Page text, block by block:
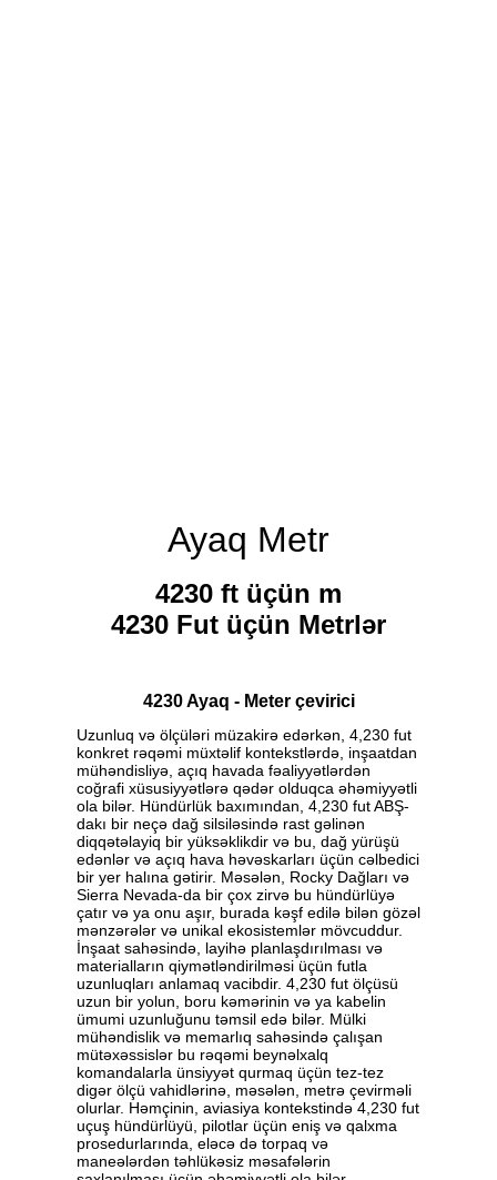
Ayaq Metr
4230 ft üçün m
4230 Fut üçün Metrlər
4230 Ayaq - Meter çevirici
Uzunluq və ölçüləri müzakirə edərkən, 4,230 fut
konkret rəqəmi müxtəlif kontekstlərdə, inşaatdan
mühəndisliyə, açıq havada fəaliyyətlərdən
coğrafi xüsusiyyətlərə qədər olduqca əhəmiyyətli
ola bilər. Hündürlük baxımından, 4,230 fut ABŞ-
dakı bir neçə dağ silsiləsində rast gəlinən
diqqətəlayiq bir yüksəklikdir və bu, dağ yürüşü
edənlər və açıq hava həvəskarları üçün cəlbedici
bir yer halına gətirir. Məsələn, Rocky Dağları və
Sierra Nevada-da bir çox zirvə bu hündürlüyə
çatır və ya onu aşır, burada kəşf edilə bilən gözəl
mənzərələr və unikal ekosistemlər mövcuddur.
İnşaat sahəsində, layihə planlaşdırılması və
materialların qiymətləndirilməsi üçün futla
uzunluqları anlamaq vacibdir. 4,230 fut ölçüsü
uzun bir yolun, boru kəmərinin və ya kabelin
ümumi uzunluğunu təmsil edə bilər. Mülki
mühəndislik və memarlıq sahəsində çalışan
mütəxəssislər bu rəqəmi beynəlxalq
komandalarla ünsiyyət qurmaq üçün tez-tez
digər ölçü vahidlərinə, məsələn, metrə çevirməli
olurlar. Həmçinin, aviasiya kontekstində 4,230 fut
uçuş hündürlüyü, pilotlar üçün eniş və qalxma
prosedurlarında, eləcə də torpaq və
maneələrdən təhlükəsiz məsafələrin